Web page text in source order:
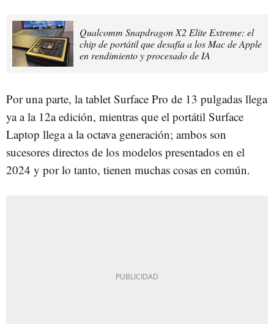
Qualcomm Snapdragon X2 Elite Extreme: el
chip de portátil que desafía a los Mac de Apple
en rendimiento y procesado de IA
Por una parte, la tablet Surface Pro de 13 pulgadas llega
ya a la 12a edición, mientras que el portátil Surface
Laptop llega a la octava generación; ambos son
sucesores directos de los modelos presentados en el
2024 y por lo tanto, tienen muchas cosas en común.